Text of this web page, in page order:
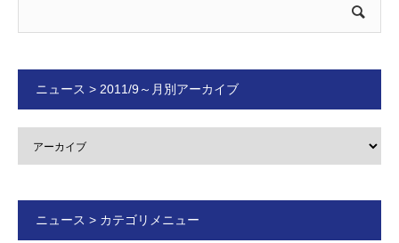
ニュース > 2011/9～月別アーカイブ
ニュース > カテゴリメニュー